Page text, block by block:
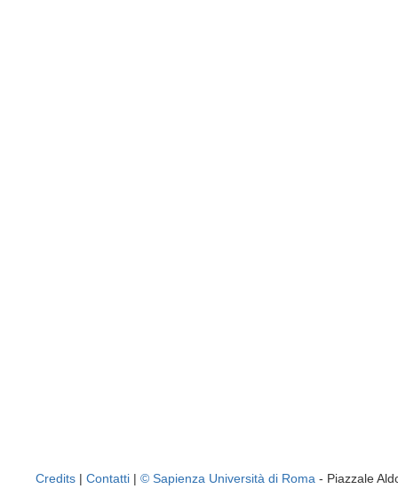
Credits | Contatti | © Sapienza Università di Roma - Piazzale